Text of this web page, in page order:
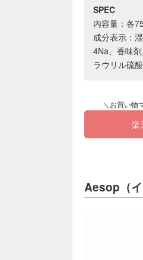
SPEC
内容量：各
成分表示：
4Na、香味
ラウリル硫
楽
Aesop（イ